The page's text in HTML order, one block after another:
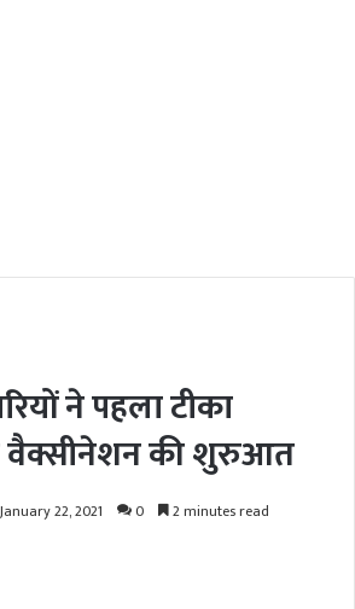
ने पहला टीका
वैक्सीनेशन की शुरुआत
January 22, 2021 0 2 minutes read